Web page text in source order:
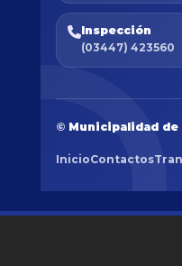
Inspección
(03447) 423560
© Municipalidad de
InicioContactos